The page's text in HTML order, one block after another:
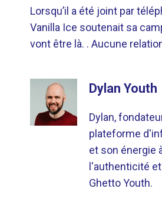
Lorsqu’il a été joint par
Vanilla Ice soutenait sa
vont être là. . Aucune
Dylan Youth
Dylan,
plateforme
et son énergie
l'authenticité
Ghetto Youth.